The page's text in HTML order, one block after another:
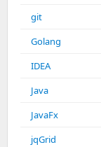
git
Golang
IDEA
Java
JavaFx
jqGrid